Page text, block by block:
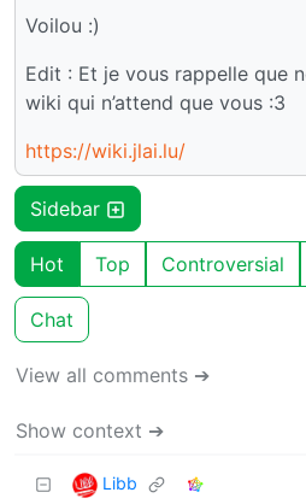
Voilou :)
Edit : Et je vous rappelle que
wiki qui n’attend que vous :3
https://wiki.jlai.lu/
Sidebar
Hot Top Controversial
Chat
View all comments ➔
Show context ➔
Libb